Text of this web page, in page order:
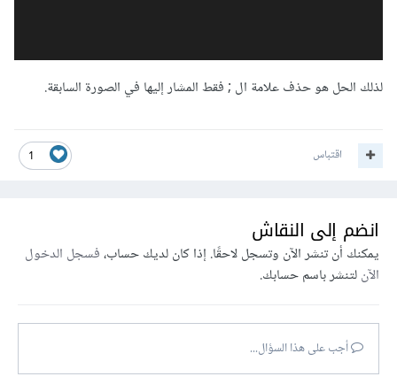
لذلك الحل هو حذف علامة ال ; فقط المشار إليها في الصورة السابقة.
1 اقتباس
انضم إلى النقاش
يمكنك أن تنشر الآن وتسجل لاحقًا. إذا كان لديك حساب،فسجل الدخول
الآنلتنشر باسم حسابك.
أجب على هذا السؤال...